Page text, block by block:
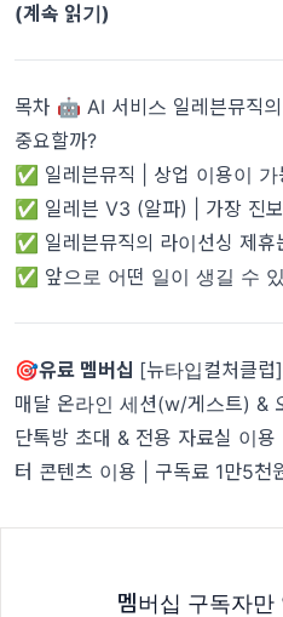
(계속 읽기)
목차 🤖 AI 서비스 일레븐뮤직
중요할까?
✅ 일레븐뮤직 | 상업 이용이
✅ 일레븐 V3 (알파) | 가장 진
✅ 일레븐뮤직의 라이선싱 제휴
✅ 앞으로 어떤 일이 생길 수
🎯유료 멤버십 [뉴타입컬처클
매달 온라인 세션(w/게스트) &
단톡방 초대 & 전용 자료실 이
터 콘텐츠 이용 | 구독료 1만5천
멤버십 구독자만